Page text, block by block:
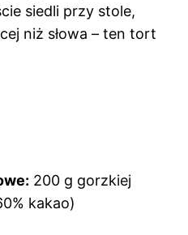
siedli przy stole,
niż słowa – ten tort
200 g gorzkiej
kakao)